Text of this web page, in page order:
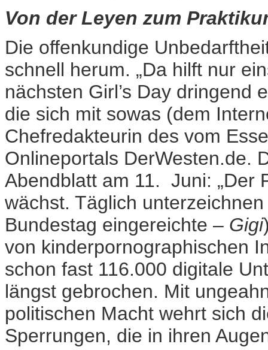
Von der Leyen zum
Die offenkundige
schnell herum. „Da hilft nur
nächsten Girl’s Day dringend
die sich mit sowas (dem
Chefredakteurin des vom
Onlineportals DerWesten.de.
Abendblatt am 11. Juni: „Der
wächst. Täglich
Bundestag eingereichte – Gigi
von kinderpornographischen
schon fast 116.000 digitale
längst gebrochen. Mit
politischen Macht wehrt sich
Sperrungen, die in ihren